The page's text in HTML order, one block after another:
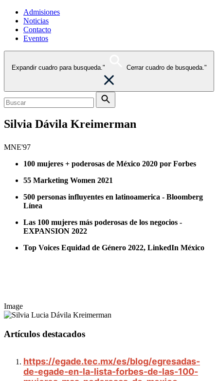
Admisiones
Noticias
Contacto
Eventos
Expandir cuadro para busqueda." Cerrar cuadro de busqueda."
Silvia Dávila Kreimerman
MNE'97
100 mujeres + poderosas de México 2020 por Forbes
55 Marketing Women 2021
500 personas influyentes en latinoamerica - Bloomberg
Línea
Las 100 mujeres más poderosas de los negocios -
EXPANSION 2022
Top Voices Equidad de Género 2022, LinkedIn México
Image
Artículos destacados
https://egade.tec.mx/es/blog/egresadas-
de-egade-en-la-lista-forbes-de-las-100-